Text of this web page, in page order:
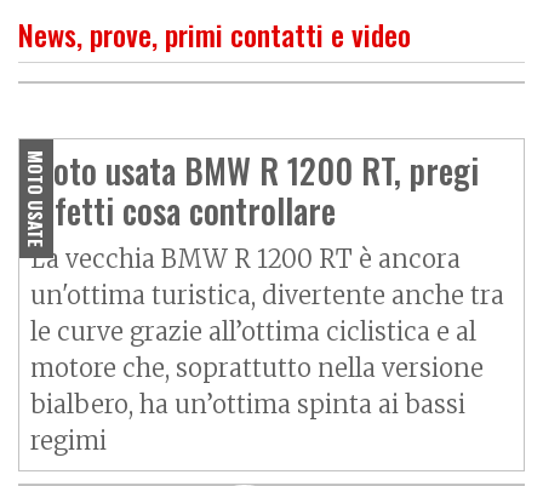
News, prove, primi contatti e video
Non solo per viaggiare
MOTO USATE
Moto usata BMW R 1200 RT, pregi
difetti cosa controllare
La vecchia BMW R 1200 RT è ancora
un'ottima turistica, divertente anche tra
le curve grazie all’ottima ciclistica e al
motore che, soprattutto nella versione
bialbero, ha un’ottima spinta ai bassi
regimi